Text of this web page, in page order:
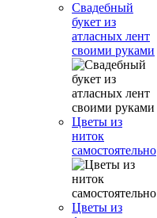
Свадебный
букет из
атласных лент
своими руками
Цветы из
ниток
самостоятельно
Цветы из